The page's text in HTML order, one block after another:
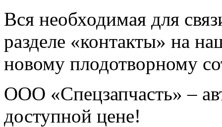
Вся необходимая для
разделе «контакты» на
новому плодотворному
ООО «Спецзапчасть» –
доступной цене!